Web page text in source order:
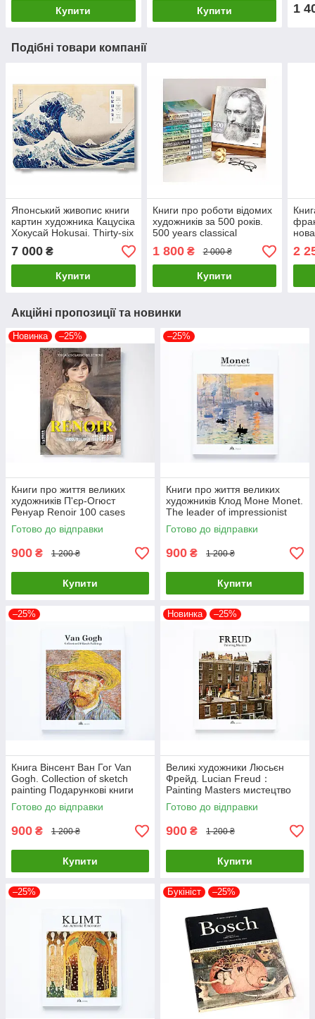
Купити Купити 1
Подібні товари компанії
Японський живопис книги
картин художника Кацусіка
Хокусай Hokusai. Thirty-six
Views of Mount
Fuji,Taschen
7 000 ₴
Купити
Книги про роботи відомих
художників за 500 років.
500 years classical
masterpiece Подарункові
книги про мистецтво
1 800₴ 2 000 ₴
Купити
про
2
Акційні пропозиції та новинки
Новинка –25%
Книги про життя великих
художників П'єр-Огюст
Ренуар Renoir 100 cases
classic selections Подарункові
книги про мистецтво
Готово до відправки
900 ₴ 1 200 ₴
Купити
–25%
Книги про життя великих
художників Клод Моне Monet.
The leader of impressionist
Подарункові книги про
мистецтво
Готово до відправки
900 ₴ 1 200 ₴
Купити
–25%
Книга Вінсент Ван Гог Van
Gogh. Collection of sketch
painting Подарункові книги
про мистецтво та живопис
Готово до відправки
900 ₴ 1 200 ₴
Купити
Новинка –25%
Великі художники Люсьєн
Фрейд. Lucian Freud：
Painting Masters мистецтво
живопис книги для
художників
Готово до відправки
900 ₴ 1 200 ₴
Купити
–25% Букініст –25%